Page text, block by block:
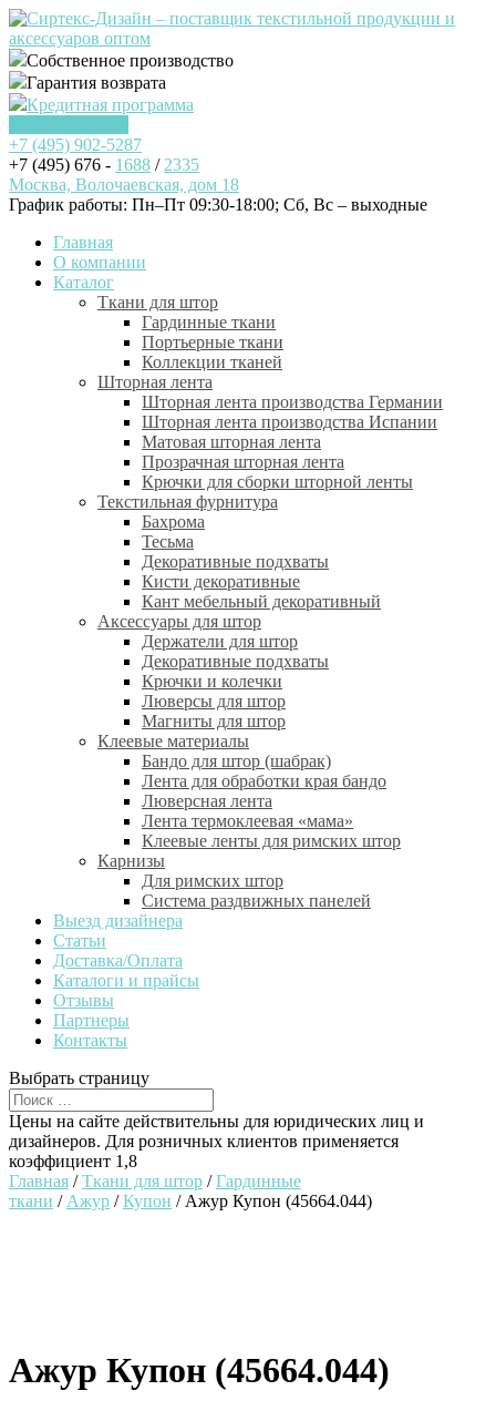
Собственное производство
Гарантия возврата
Кредитная программа
+7 (495) 902-5287
+7 (495) 676 - 1688 / 2335
Москва, Волочаевская, дом 18
График работы: Пн–Пт 09:30-18:00; Cб, Вс – выходные
Главная
О компании
Каталог
Ткани для штор
Гардинные ткани
Портьерные ткани
Коллекции тканей
Шторная лента
Шторная лента производства Германии
Шторная лента производства Испании
Матовая шторная лента
Прозрачная шторная лента
Крючки для сборки шторной ленты
Текстильная фурнитура
Бахрома
Тесьма
Декоративные подхваты
Кисти декоративные
Кант мебельный декоративный
Аксессуары для штор
Держатели для штор
Декоративные подхваты
Крючки и колечки
Люверсы для штор
Магниты для штор
Клеевые материалы
Бандо для штор (шабрак)
Лента для обработки края бандо
Люверсная лента
Лента термоклеевая «мама»
Клеевые ленты для римских штор
Карнизы
Для римских штор
Система раздвижных панелей
Выезд дизайнера
Статьи
Доставка/Оплата
Каталоги и прайсы
Отзывы
Партнеры
Контакты
Выбрать страницу
Цены на сайте действительны для юридических лиц и
дизайнеров. Для розничных клиентов применяется
коэффициент 1,8
Главная /Ткани для штор /Гардинные
ткани / Ажур /Купон / Ажур Купон (45664.044)
Ажур Купон (45664.044)